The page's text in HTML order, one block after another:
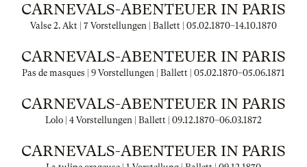
CARNEVALS-ABENTEUER IN PARIS
Valse 2. Akt | 7 Vorstellungen | Ballett | 05.02.1870–14.10.1870
CARNEVALS-ABENTEUER IN PARIS
Pas de masques | 9 Vorstellungen | Ballett | 05.02.1870–05.06.1871
CARNEVALS-ABENTEUER IN PARIS
Lolo | 4 Vorstellungen | Ballett | 09.12.1870–06.03.1872
CARNEVALS-ABENTEUER IN PARIS